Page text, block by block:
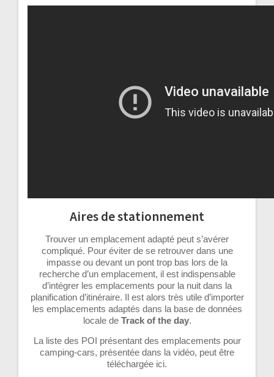
Aires de stationnement
Trouver un emplacement adapté peut s’avérer
compliqué. Pour éviter de se retrouver dans une
impasse ou devant un pont trop bas lors de la
recherche d’un emplacement, il est indispensable
d’intégrer les emplacements pour la nuit dans la
planification d’itinéraire. Il est alors très utile d’importer
les emplacements adaptés dans la base de données
locale de Track of the day.
La liste des POI présentant des emplacements pour
camping-cars, présentée dans la vidéo, peut être
téléchargée ici.